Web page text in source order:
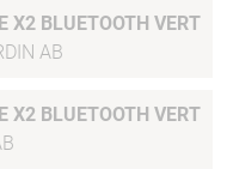
X2 BLUETOOTH VERT
AB
X2 BLUETOOTH VERT